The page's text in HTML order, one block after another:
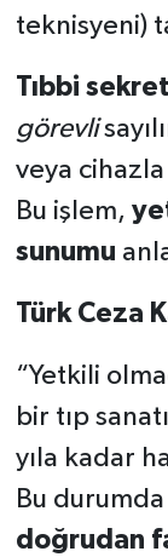
teknisyeni)
Tıbbi
görevli
veya
Bu işlem,
sunumu
Türk Ceza
“Yetkili
bir tıp
yıla kadar
Bu
doğrudan